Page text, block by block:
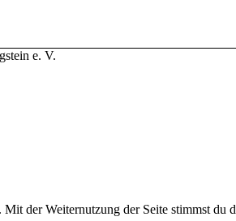
e. V.
der Weiternutzung der Seite stimmst du